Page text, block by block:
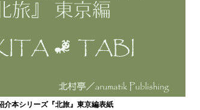
介本シリーズ『北旅』東京編表紙